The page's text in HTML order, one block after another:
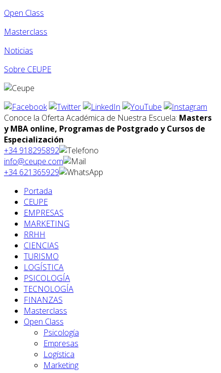
Open Class
Masterclass
Noticias
Sobre CEUPE
Conoce la Oferta Académica de Nuestra Escuela: Masters
y MBA online, Programas de Postgrado y Cursos de
Especialización
+34 918295892
info@ceupe.com
+34 621365929
Portada
CEUPE
EMPRESAS
MARKETING
RRHH
CIENCIAS
TURISMO
LOGÍSTICA
PSICOLOGÍA
TECNOLOGÍA
FINANZAS
Masterclass
Open Class
Psicología
Empresas
Logística
Marketing